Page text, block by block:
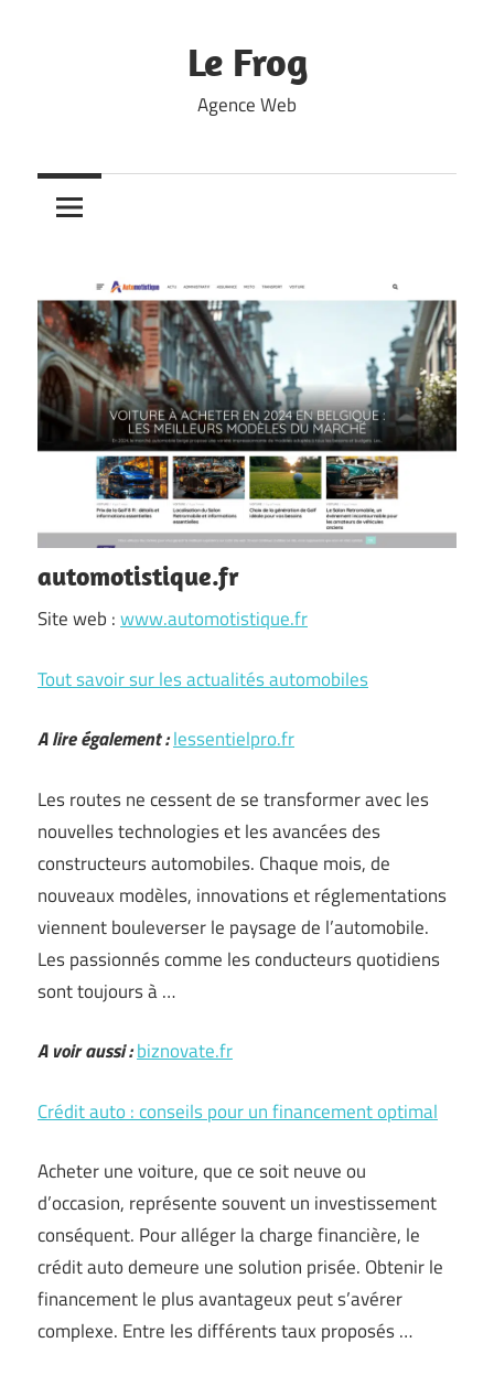
Le Frog
Agence Web
automotistique.fr
Site web :www.automotistique.fr
Tout savoir sur les actualités automobiles
A lire également :lessentielpro.fr
Les routes ne cessent de se transformer avec les
nouvelles technologies et les avancées des
constructeurs automobiles. Chaque mois, de
nouveaux modèles, innovations et réglementations
viennent bouleverser le paysage de l’automobile.
Les passionnés comme les conducteurs quotidiens
sont toujours à …
A voir aussi :biznovate.fr
Crédit auto : conseils pour un financement optimal
Acheter une voiture, que ce soit neuve ou
d’occasion, représente souvent un investissement
conséquent. Pour alléger la charge financière, le
crédit auto demeure une solution prisée. Obtenir le
financement le plus avantageux peut s’avérer
complexe. Entre les différents taux proposés …